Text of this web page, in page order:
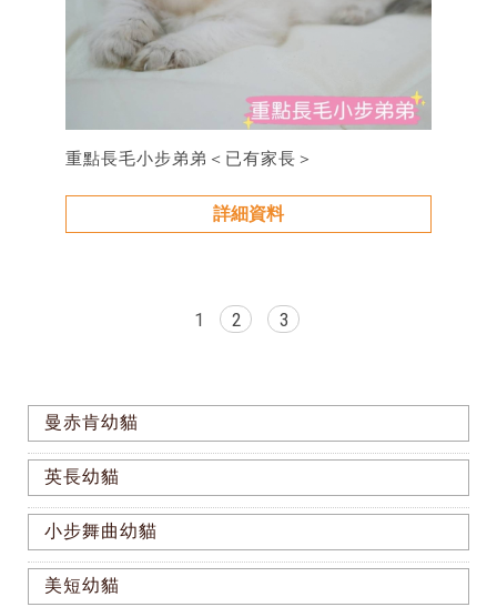
曼赤肯幼貓
英長幼貓
小步舞曲幼貓
美短幼貓
重點長毛小步弟弟＜已有家長＞
詳細資料
1 2 3